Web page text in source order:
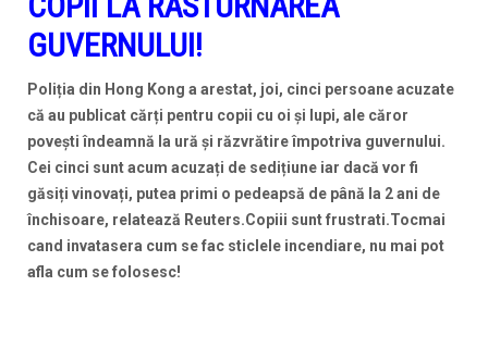
GUVERNULUI!
Poliția din Hong Kong a arestat, joi, cinci persoane acuzate
că au publicat cărți pentru copii cu oi și lupi, ale căror
povești îndeamnă la ură și răzvrătire împotriva guvernului.
Cei cinci sunt acum acuzați de sedițiune iar dacă vor fi
găsiți vinovați, putea primi o pedeapsă de până la 2 ani de
închisoare, relatează Reuters.Copiii sunt frustrati.Tocmai
cand invatasera cum se fac sticlele incendiare, nu mai pot
afla cum se folosesc!